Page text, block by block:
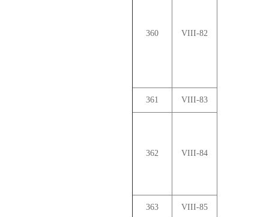
360 VIII-82
361 VIII-83
362 VIII-84
363 VIII-85